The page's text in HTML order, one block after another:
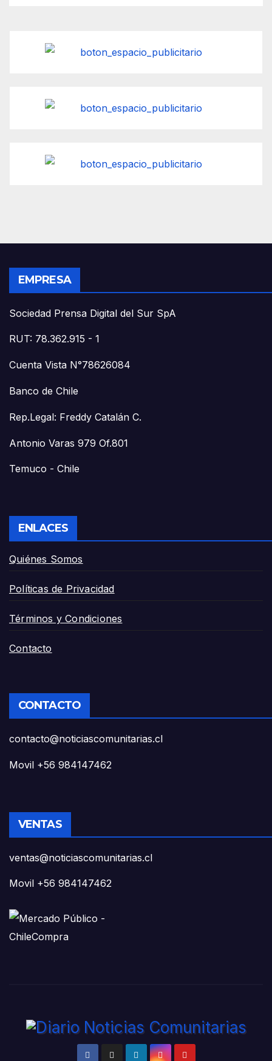
EMPRESA
Sociedad Prensa Digital del Sur SpA
RUT: 78.362.915 - 1
Cuenta Vista N°78626084
Banco de Chile
Rep.Legal: Freddy Catalán C.
Antonio Varas 979 Of.801
Temuco - Chile
ENLACES
Quiénes Somos
Políticas de Privacidad
Términos y Condiciones
Contacto
CONTACTO
contacto@noticiascomunitarias.cl
Movil +56 984147462
VENTAS
ventas@noticiascomunitarias.cl
Movil +56 984147462